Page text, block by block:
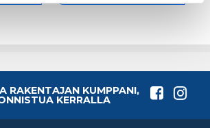
RAKENTAJAN KUMPPANI,
KERRALLA